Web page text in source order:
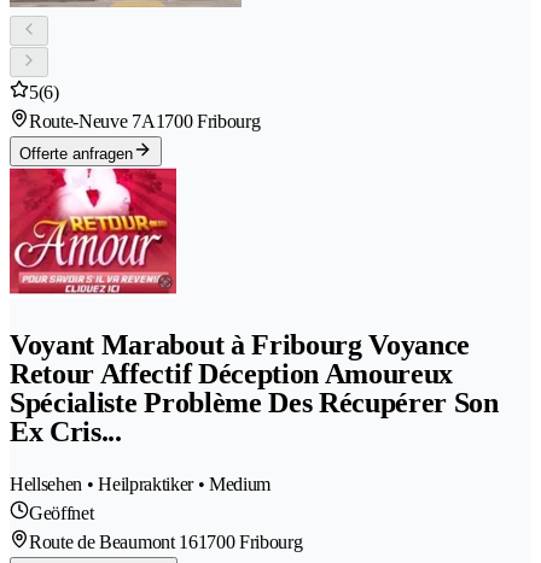
5(6)
Route-Neuve 7A1700 Fribourg
Offerte anfragen
Voyant Marabout à Fribourg Voyance
Retour Affectif Déception Amoureux
Spécialiste Problème Des Récupérer Son
Ex Cris...
Hellsehen • Heilpraktiker • Medium
Geöffnet
Route de Beaumont 161700 Fribourg